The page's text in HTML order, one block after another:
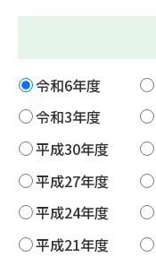
令和6年度
令和3年度
平成30年度
平成27年度
平成24年度
平成21年度